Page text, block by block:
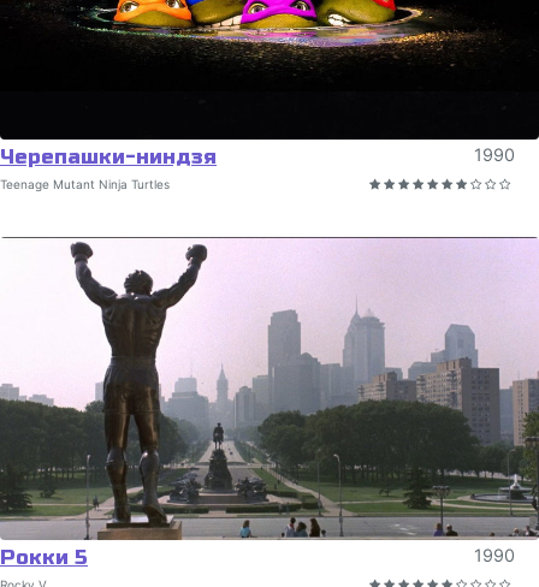
Черепашки-ниндзя 1990
Teenage Mutant Ninja Turtles
Рокки 5 1990